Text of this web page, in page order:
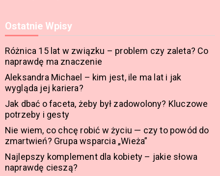
Ostatnie Wpisy
Różnica 15 lat w związku – problem czy zaleta? Co
naprawdę ma znaczenie
Aleksandra Michael – kim jest, ile ma lat i jak
wygląda jej kariera?
Jak dbać o faceta, żeby był zadowolony? Kluczowe
potrzeby i gesty
Nie wiem, co chcę robić w życiu — czy to powód do
zmartwień? Grupa wsparcia „Wieża”
Najlepszy komplement dla kobiety – jakie słowa
naprawdę cieszą?